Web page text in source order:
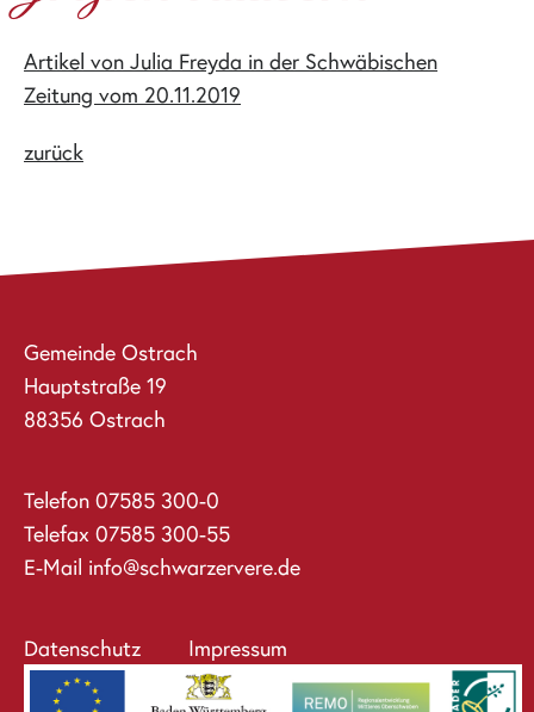
Artikel von Julia Freyda in der Schwäbischen
Zeitung vom 20.11.2019
zurück
Gemeinde Ostrach
Hauptstraße 19
88356 Ostrach
Telefon 07585 300-0
Telefax 07585 300-55
E-Mail info@schwarzervere.de
Datenschutz Impressum